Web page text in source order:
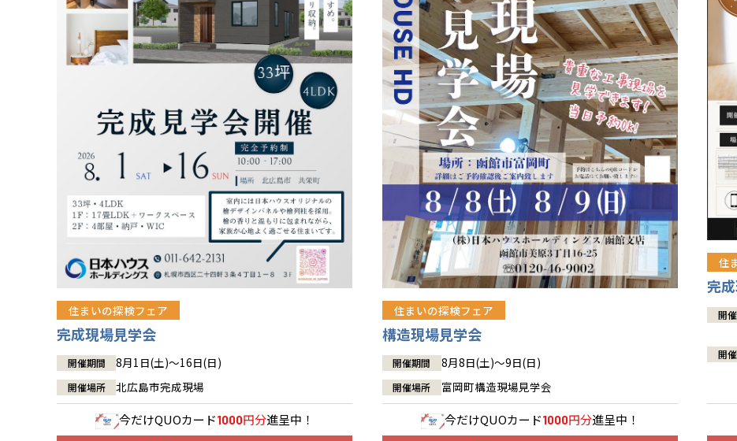
住まいの探検フェア
完成現場見学会
開催期間 8月1日(土)～16日(日)
開催場所 北広島市完成現場
今だけQUOカード1000円分進呈中！
住まいの探検フェア
構造現場見学会
開催期間 8月8日(土)～9日(日)
開催場所 富岡町構造現場見学会
今だけQUOカード1000円分進呈中！
住
完
開
開
北海道
札幌
道央
道北
東北
青森
秋田
宮城
福島
甲信越・北陸
新潟
富山
石川
福井
関東
神奈川
埼玉
千葉
茨城
栃木
群馬
岐阜
静岡
三重
大阪
京都
兵庫
奈良
滋賀
中国・四国
岡山
香川
愛媛
鳥取
九州
福岡
佐賀
熊本
分譲マンション
※現住所のある都道府県以外の建築予定地の方でも
現住所の有るお近くの展示場又は店舗にお問合せください。
移住の計画の方もご相談対応します。お気軽にご相談ください。
北海道
札幌
札幌
小樽
道央
苫小牧千歳
小樽
道北
旭川
道南
函館
室蘭
道東
帯広
釧路
東北
青森県
八戸
青森
秋田県
秋田
岩手県
盛岡
北上
山形県
山形
宮城県
仙台
福島県
郡山
福島
いわき
会津
甲信越・北陸
新潟県
新潟
長岡
甲府
長野県
長野
松本
富山県
富山
石川県
金沢
福井県
福井
関東
東京都
世田谷
八王子
神奈川県
横浜
湘南
相模
埼玉県
埼玉
所沢
千葉県
千葉
茨城県
水戸
栃木県
宇都宮
小山
愛知県
名古屋
豊橋
岐阜県
岐阜
静岡県
静岡
浜松
三重県
四日市
大阪府
大阪
京都府
京都
兵庫県
姫路
奈良県
奈良
中国・四国
岡山県
岡山
香川県
高松
愛媛県
九州
福岡県
福岡
佐賀県
佐賀
熊本県
熊本
大分県
大分